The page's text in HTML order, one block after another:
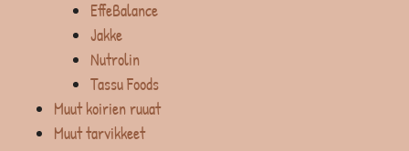
EffeBalance
Jakke
Nutrolin
Tassu Foods
Muut koirien ruuat
Muut tarvikkeet